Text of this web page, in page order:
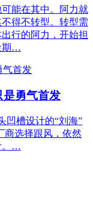
能在其中。阿力就
得不转型。转型需
行的阿力，开始担
期…
是勇气首发
凹槽设计的“刘海”
商选择跟风，依然
。…